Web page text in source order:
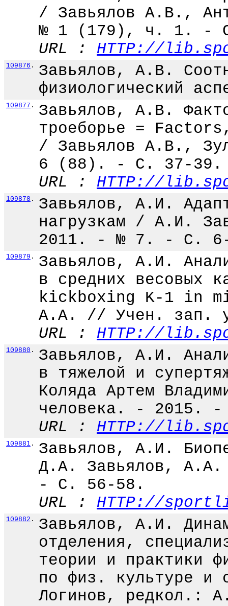
/ Завьялов А.В.,
№ 1 (179), ч. 1. -
URL : HTTP://
109876 .
Завьялов, А.В.
физиологический
109877 .
Завьялов, А.В.
троеборье =
/ Завьялов А.В.,
6 (88). - С. 37-39.
URL : HTTP://
109878 .
Завьялов, А.И.
нагрузкам / А.И.
2011. - № 7. - С.
109879 .
Завьялов, А.И.
в средних
kickboxing K-1 in
А.А. // Учен. зап.
URL : HTTP://
109880 .
Завьялов, А.И.
в тяжелой и
Коляда Артем
человека. -
URL : HTTP://
109881 .
Завьялов, А.И.
Д.А. Завьялов, А.А.
- С. 56-58.
URL : HTTP://
109882 .
Завьялов, А.И.
отделения,
теории и практики
по физ. культуре
Логинов, редкол.: